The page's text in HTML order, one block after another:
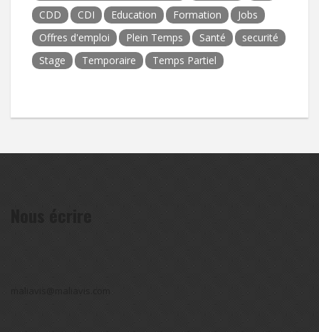
CDD
CDI Education Formation
Jobs
Offres d'emploi
Plein Temps Santé
securité
Stage
Temporaire Temps Partiel